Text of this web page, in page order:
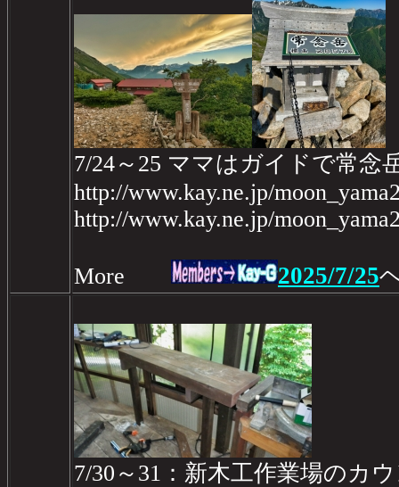
7/24～25 ママはガイドで常念
http://www.kay.ne.jp/
http://www.kay.ne.jp/
More 2025/7/25
7/30～31：新木工作業場のカ